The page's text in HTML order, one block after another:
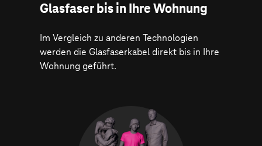
Glasfaser bis in Ihre Wohnung
Im Vergleich zu anderen Technologien
werden die Glasfaserkabel direkt bis in Ihre
Wohnung geführt.